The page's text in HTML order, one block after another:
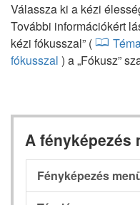
Válassza ki a kézi
További információkért
kézi fókusszal” (
fókusszal ) a „Fókusz”
A fényképezés
Fényképezés